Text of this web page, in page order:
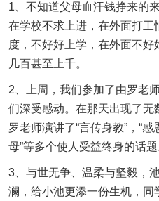
1、不知道父母血汗钱挣来的
在学校不求上进，在外面打工
度，不好好上学，在外面不
几百甚至上千。
2、上周，我们参加了由罗老
们深受感动。在那天出现了无
罗老师演讲了“言传身教”，“感
母”等多个使人受益终身的话题
3、与世无争、温柔与坚毅，
澜，给小池更添一份生机，同